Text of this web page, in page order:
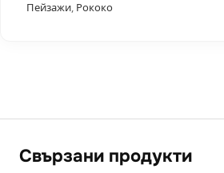
Пейзажи, Рококо
Свързани продукти